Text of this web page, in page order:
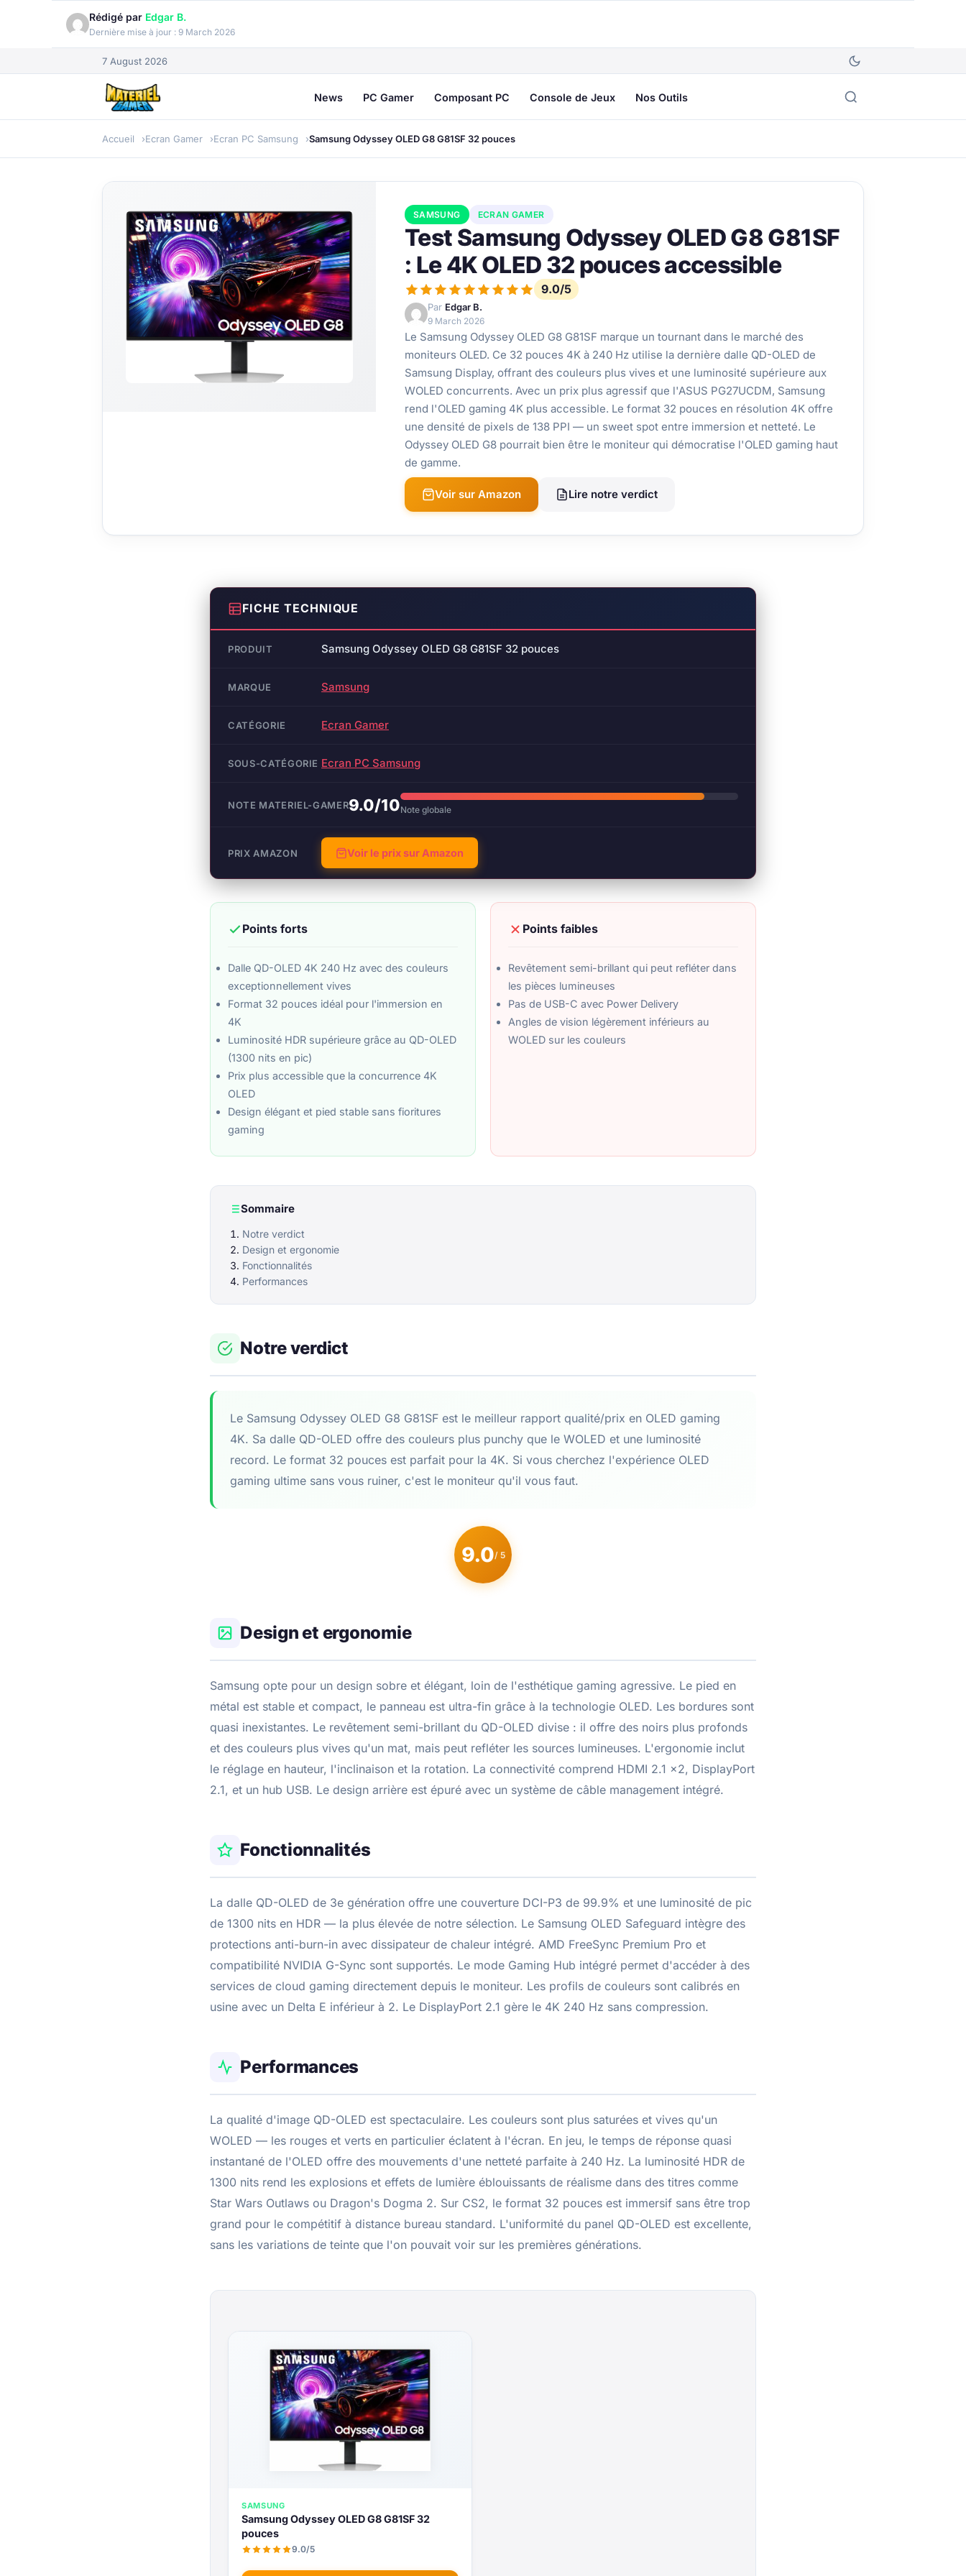
Rédigé par Edgar B.
Dernière mise à jour : 9 March 2026
7 August 2026
News PC Gamer Composant PC Console de Jeux Nos Outils
Accueil Ecran Gamer Ecran PC Samsung Samsung Odyssey OLED G8 G81SF 32 pouces
SAMSUNG ECRAN GAMER
Test Samsung Odyssey OLED G8 G81SF
: Le 4K OLED 32 pouces accessible
9.0/5
Par Edgar B.
9 March 2026
Le Samsung Odyssey OLED G8 G81SF marque un tournant dans le marché des
moniteurs OLED. Ce 32 pouces 4K à 240 Hz utilise la dernière dalle QD-OLED de
Samsung Display, offrant des couleurs plus vives et une luminosité supérieure aux
WOLED concurrents. Avec un prix plus agressif que l'ASUS PG27UCDM, Samsung
rend l'OLED gaming 4K plus accessible. Le format 32 pouces en résolution 4K offre
une densité de pixels de 138 PPI — un sweet spot entre immersion et netteté. Le
Odyssey OLED G8 pourrait bien être le moniteur qui démocratise l'OLED gaming haut
de gamme.
Voir sur Amazon Lire notre verdict
FICHE TECHNIQUE
PRODUIT Samsung Odyssey OLED G8 G81SF 32 pouces
MARQUE Samsung
CATÉGORIE Ecran Gamer
SOUS-CATÉGORIE Ecran PC Samsung
NOTE MATERIEL-GAMER9.0/10Note globale
PRIX AMAZON Voir le prix sur Amazon
Points forts
Dalle QD-OLED 4K 240 Hz avec des couleurs
exceptionnellement vives
Format 32 pouces idéal pour l'immersion en
4K
Luminosité HDR supérieure grâce au QD-OLED
(1300 nits en pic)
Prix plus accessible que la concurrence 4K
OLED
Design élégant et pied stable sans fioritures
gaming
Points faibles
Revêtement semi-brillant qui peut refléter dans
les pièces lumineuses
Pas de USB-C avec Power Delivery
Angles de vision légèrement inférieurs au
WOLED sur les couleurs
Sommaire
Notre verdict
Design et ergonomie
Fonctionnalités
Performances
Notre verdict
Le Samsung Odyssey OLED G8 G81SF est le meilleur rapport qualité/prix en OLED gaming
4K. Sa dalle QD-OLED offre des couleurs plus punchy que le WOLED et une luminosité
record. Le format 32 pouces est parfait pour la 4K. Si vous cherchez l'expérience OLED
gaming ultime sans vous ruiner, c'est le moniteur qu'il vous faut.
9.0/ 5
Design et ergonomie
Samsung opte pour un design sobre et élégant, loin de l'esthétique gaming agressive. Le pied en
métal est stable et compact, le panneau est ultra-fin grâce à la technologie OLED. Les bordures sont
quasi inexistantes. Le revêtement semi-brillant du QD-OLED divise : il offre des noirs plus profonds
et des couleurs plus vives qu'un mat, mais peut refléter les sources lumineuses. L'ergonomie inclut
le réglage en hauteur, l'inclinaison et la rotation. La connectivité comprend HDMI 2.1 x2, DisplayPort
2.1, et un hub USB. Le design arrière est épuré avec un système de câble management intégré.
Fonctionnalités
La dalle QD-OLED de 3e génération offre une couverture DCI-P3 de 99.9% et une luminosité de pic
de 1300 nits en HDR — la plus élevée de notre sélection. Le Samsung OLED Safeguard intègre des
protections anti-burn-in avec dissipateur de chaleur intégré. AMD FreeSync Premium Pro et
compatibilité NVIDIA G-Sync sont supportés. Le mode Gaming Hub intégré permet d'accéder à des
services de cloud gaming directement depuis le moniteur. Les profils de couleurs sont calibrés en
usine avec un Delta E inférieur à 2. Le DisplayPort 2.1 gère le 4K 240 Hz sans compression.
Performances
La qualité d'image QD-OLED est spectaculaire. Les couleurs sont plus saturées et vives qu'un
WOLED — les rouges et verts en particulier éclatent à l'écran. En jeu, le temps de réponse quasi
instantané de l'OLED offre des mouvements d'une netteté parfaite à 240 Hz. La luminosité HDR de
1300 nits rend les explosions et effets de lumière éblouissants de réalisme dans des titres comme
Star Wars Outlaws ou Dragon's Dogma 2. Sur CS2, le format 32 pouces est immersif sans être trop
grand pour le compétitif à distance bureau standard. L'uniformité du panel QD-OLED est excellente,
sans les variations de teinte que l'on pouvait voir sur les premières générations.
SAMSUNG
Samsung Odyssey OLED G8 G81SF 32
pouces
9.0/5